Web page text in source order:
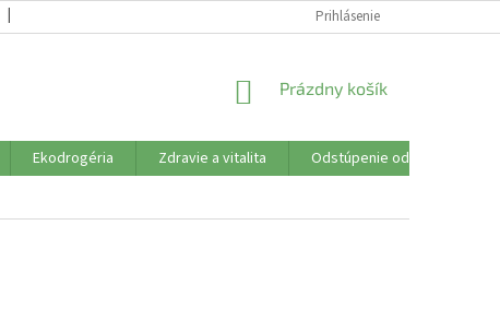
DOPRAVA PLATBA
Prihlásenie
NÁKUPNÝ
Prázdny košík
Ekodrogéria Zdravie a vitalita
Odstúpenie od zmluvy